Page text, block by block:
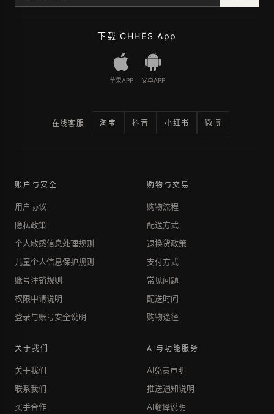
下载 CHHES App
苹果APP 安卓APP
在线客服 淘宝 抖音 小红书 微博
账户与安全
用户协议
隐私政策
个人敏感信息处理规则
儿童个人信息保护规则
账号注销规则
权限申请说明
登录与账号安全说明
购物与交易
购物流程
配送方式
退换货政策
支付方式
常见问题
配送时间
购物途径
关于我们
关于我们
联系我们
买手合作
AI与功能服务
AI免责声明
推送通知说明
AI翻译说明